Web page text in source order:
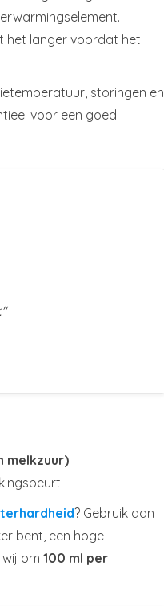
het langer voordat het
storingen en
voor een goed
melkzuur)
? Gebruik dan
bent, een hoge
om 100 ml per